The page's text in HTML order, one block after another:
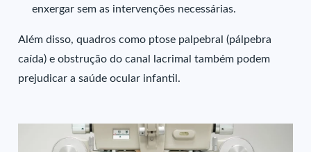
enxergar sem as intervenções necessárias.
Além disso, quadros como ptose palpebral (pálpebra
caída) e obstrução do canal lacrimal também podem
prejudicar a saúde ocular infantil.